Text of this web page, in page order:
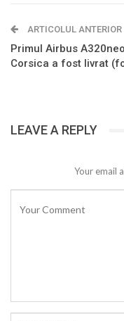
ARTICOLUL ANTERIOR
Primul Airbus
Corsica a fost livrat
LEAVE A REPLY
Your email